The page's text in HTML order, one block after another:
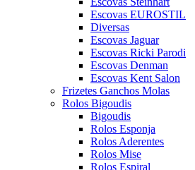
Escovas EUROSTIL
Diversas
Escovas Jaguar
Escovas Ricki Parodi
Escovas Denman
Escovas Kent Salon
Frizetes Ganchos Molas
Rolos Bigoudis
Bigoudis
Rolos Esponja
Rolos Aderentes
Rolos Mise
Rolos Espiral